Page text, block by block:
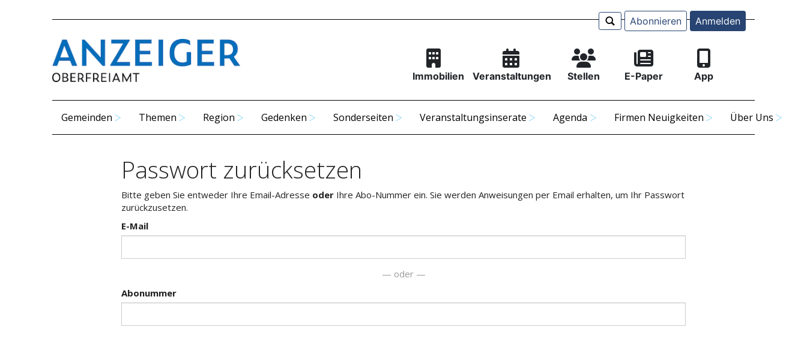
Abonnieren Anmelden
Immobilien Veranstaltungen Stellen E-Paper App
Gemeinden Themen Region Gedenken Sonderseiten Veranstaltungsinserate Agenda Firmen Neuigkeiten Über Uns